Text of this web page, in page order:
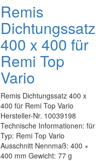
Remis
Dichtungssatz
400 x 400 für
Remi Top
Vario
Remis Dichtungssatz 400 x
400 für Remi Top Vario
Hersteller-Nr. 10039198
Technische Informationen: für
Typ: Remi Top Vario
Ausschnitt Nennmaß: 400 ×
400 mm Gewicht: 77 g